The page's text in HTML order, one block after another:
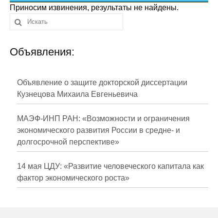
Сотрудники
Отчетность
Противодействие коррупции
Публикации
Научная жизнь
Издания
Проблемы прогнозирования
О журнале
Приносим извинения, результаты не найдены.
Объявления:
Объявление о защите докторской диссертации
Кузнецова Михаила Евгеньевича
МАЭФ-ИНП РАН: «Возможности и ограничения
экономического развития России в средне- и
долгосрочной перспективе»
14 мая ЦДУ: «Развитие человеческого капитала как
фактор экономического роста»